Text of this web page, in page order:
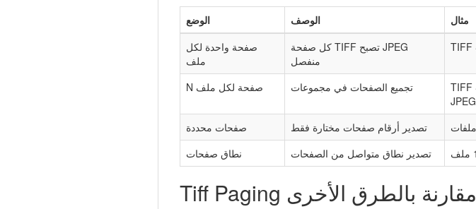
الوضع
الوصف
مثال
صفحة واحدة لكل
ملف
كل صفحة TIFF تصبح JPEG
منفصل
N صفحة لكل ملف تجميع الصفحات في مجموعات
TIFF من 10 صفحات، 2 لكل ملف → 5 ملفات
JPEG
صفحات محددة
تصدير أرقام صفحات مختارة فقط
نطاق صفحات
تصدير نطاق متواصل من الصفحات
Tiff Paging مقارنة بالطرق الأخرى